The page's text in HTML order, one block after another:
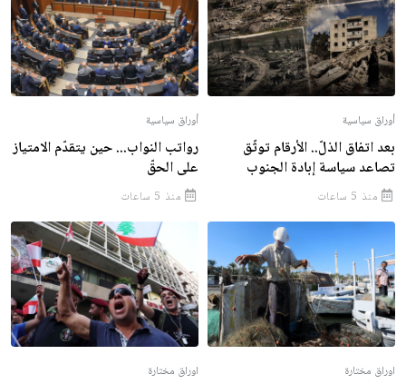
أوراق سياسية
بعد اتفاق الذلّ.. الأرقام توثّق
تصاعد سياسة إبادة الجنوب
منذ 5 ساعات
أوراق سياسية
رواتب النواب... حين يتقدّم الامتياز
على الحقّ
منذ 5 ساعات
اوراق مختارة اوراق مختارة